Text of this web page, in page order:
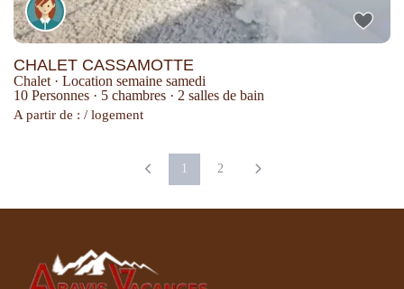
CHALET CASSAMOTTE
Chalet · Location semaine samedi
10 Personnes · 5 chambres · 2 salles de bain
A partir de : / logement
1 2